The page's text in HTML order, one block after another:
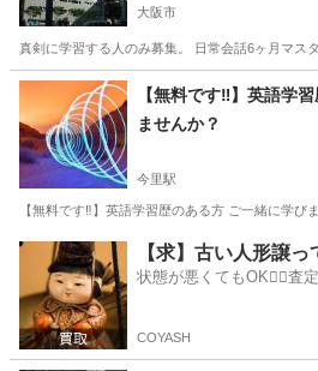
大阪市
真剣に学習する人のみ募集。 日常会話6ヶ月マス
大阪 大阪市 英会話
【無料です‼️】英語学
ませんか？
今里駅
【無料です‼️】英語学習歴のある方 ご一緒に学
大阪 大阪市 今里駅 英語
【求】古い人形譲
状態が悪くてもOK🙆‍♀️査
COYASH